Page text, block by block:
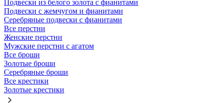
Подвески из белого золота с фианитами
Подвески с жемчугом и фианитами
Серебряные подвески с фианитами
Все перстни
Женские перстни
Мужские перстни с агатом
Все броши
Золотые броши
Серебряные броши
Все крестики
Золотые крестики